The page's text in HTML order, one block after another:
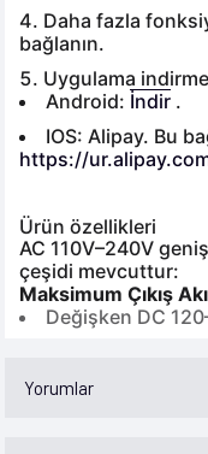
Daha fazla
bağlanın.
Uygulama
Android: İndir .
IOS: Alipay. Bu
https://
Ürün özellikleri
AC 110V–240V
çeşidi mevcuttur:
Maksimum Çıkış
Değişken DC
Yorumlar